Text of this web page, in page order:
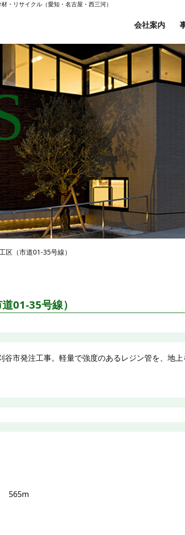
・リサイクル（愛知・名古屋・西三河）
会社案内
区（市道01-35号線）
01-35号線）
谷市発注工事。軽量で強度のあるレジン管を、地
565m